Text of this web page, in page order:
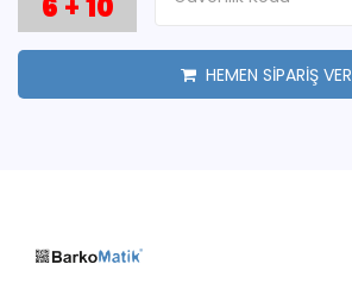
6 +10
HEMEN SİPARİŞ VER